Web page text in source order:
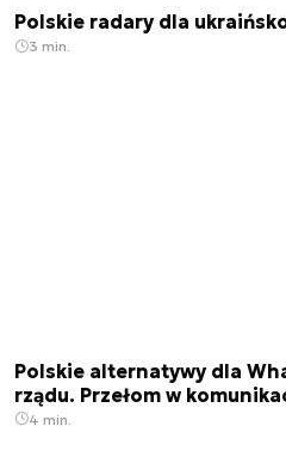
Polskie radary dla
3 min.
Polskie alternatywy dla
rządu. Przełom w
4 min.